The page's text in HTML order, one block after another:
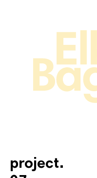
project.